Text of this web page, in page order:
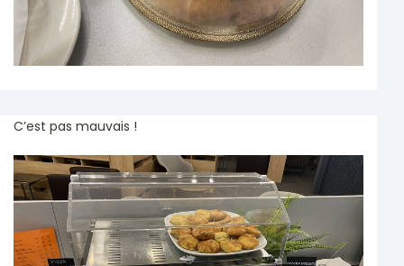
C’est pas mauvais !